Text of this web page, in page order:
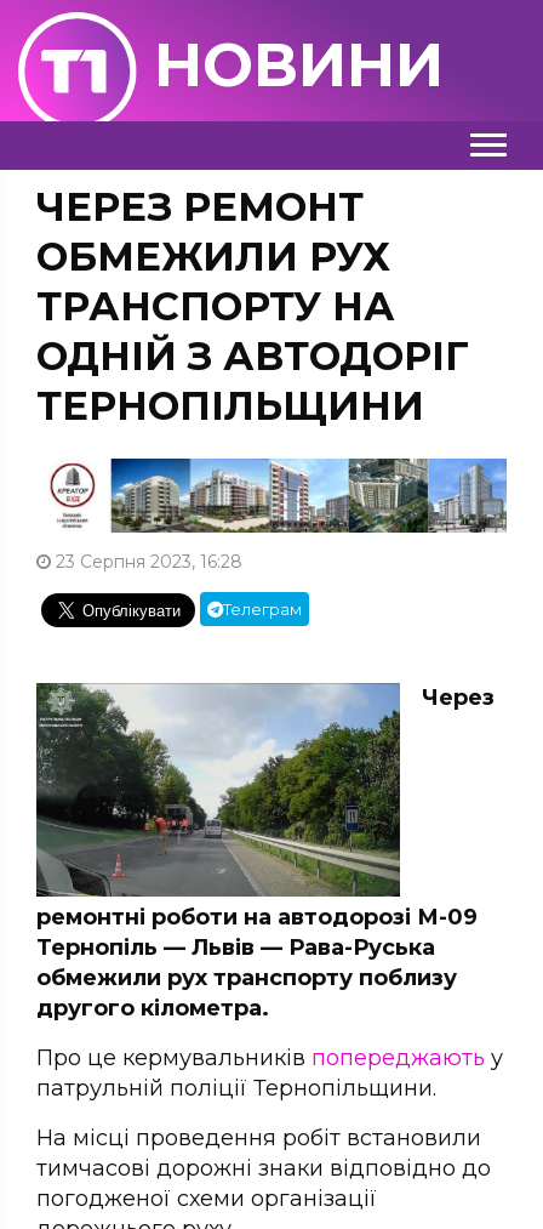
НОВИНИ
ЧЕРЕЗ РЕМОНТ
ОБМЕЖИЛИ РУХ
ТРАНСПОРТУ НА
ОДНІЙ З АВТОДОРІГ
ТЕРНОПІЛЬЩИНИ
23 Серпня 2023, 16:28
Телеграм
Через
ремонтні роботи на автодорозі М-09
Тернопіль — Львів — Рава-Руська
обмежили рух транспорту поблизу
другого кілометра.
Про це кермувальників попереджають у
патрульній поліції Тернопільщини.
На місці проведення робіт встановили
тимчасові дорожні знаки відповідно до
погодженої схеми організації